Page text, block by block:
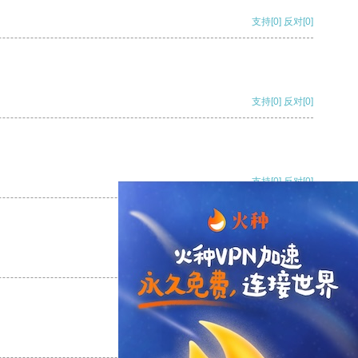
支持[0] 反对[0]
支持[0] 反对[0]
支持[0] 反对[0]
支持[0] 反对
支持